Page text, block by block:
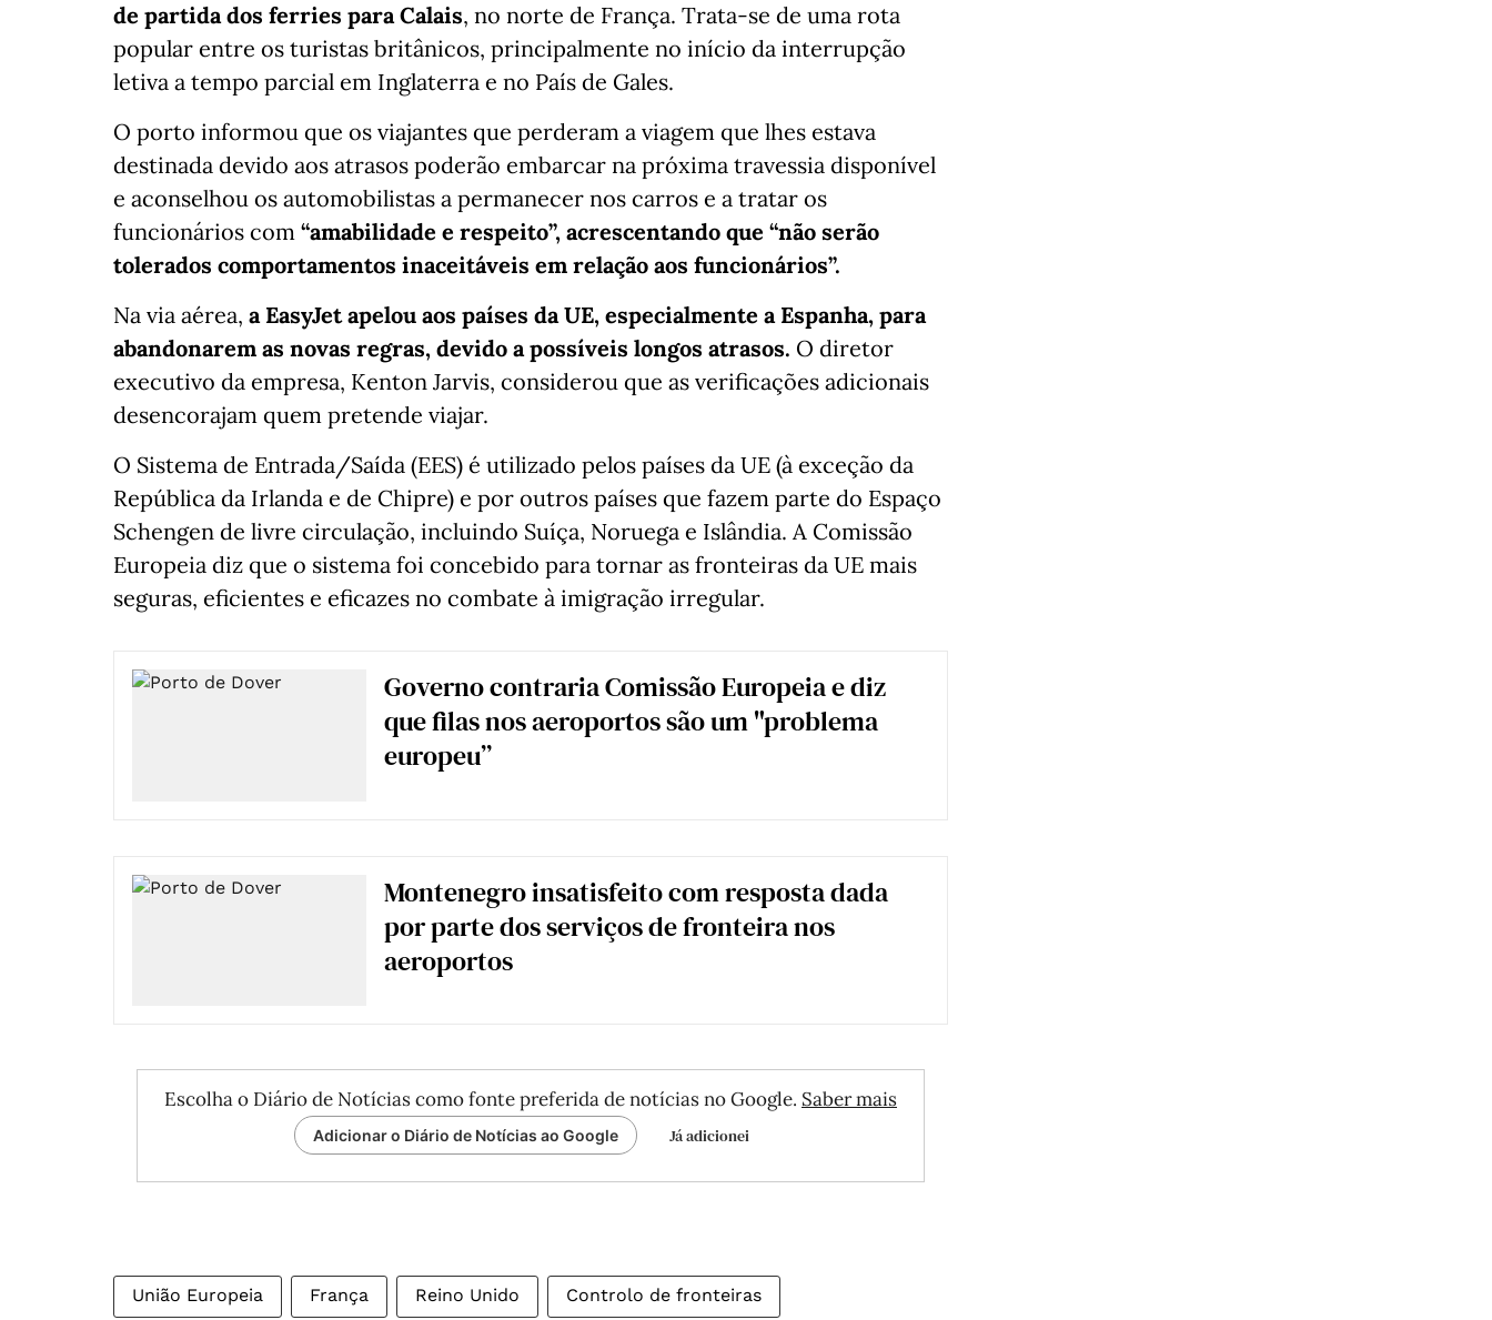
de partida dos ferries para Calais, no norte de França. Trata-se de uma rota
popular entre os turistas britânicos, principalmente no início da interrupção
letiva a tempo parcial em Inglaterra e no País de Gales.
O porto informou que os viajantes que perderam a viagem que lhes estava
destinada devido aos atrasos poderão embarcar na próxima travessia disponível
e aconselhou os automobilistas a permanecer nos carros e a tratar os
funcionários com “amabilidade e respeito”, acrescentando que “não serão
tolerados comportamentos inaceitáveis ​​em relação aos funcionários”.
Na via aérea, a EasyJet apelou aos países da UE, especialmente a Espanha, para
abandonarem as novas regras, devido a possíveis longos atrasos. O diretor
executivo da empresa, Kenton Jarvis, considerou que as verificações adicionais
desencorajam quem pretende viajar.
O Sistema de Entrada/Saída (EES) é utilizado pelos países da UE (à exceção da
República da Irlanda e de Chipre) e por outros países que fazem parte do Espaço
Schengen de livre circulação, incluindo Suíça, Noruega e Islândia. A Comissão
Europeia diz que o sistema foi concebido para tornar as fronteiras da UE mais
seguras, eficientes e eficazes no combate à imigração irregular.
Governo contraria Comissão Europeia e diz
que filas nos aeroportos são um "problema
europeu”
Montenegro insatisfeito com resposta dada
por parte dos serviços de fronteira nos
aeroportos
Escolha o Diário de Notícias como fonte preferida de notícias no Google. Saber mais
Adicionar o Diário de Notícias ao Google Já adicionei
União Europeia França Reino Unido Controlo de fronteiras